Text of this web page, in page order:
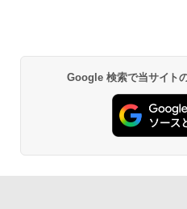
Google 検索で当サイト